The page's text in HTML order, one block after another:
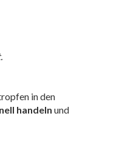
in den
handeln und